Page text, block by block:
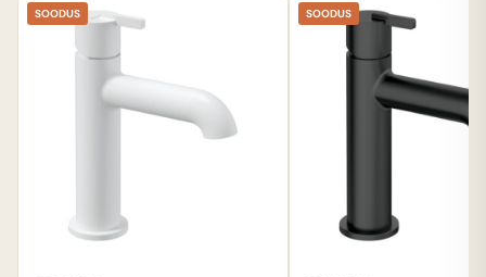
SOODUS SOODUS